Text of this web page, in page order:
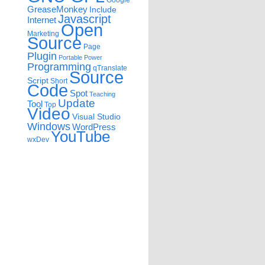
GreaseMonkey Include
InternetJavascript
Marketing Open
Source Page
Plugin Portable Power
Programming qTranslate
Script Short Source
Code Spot Teaching
Tool Top Update
Video Visual Studio
WindowsWordPress
wxDev YouTube